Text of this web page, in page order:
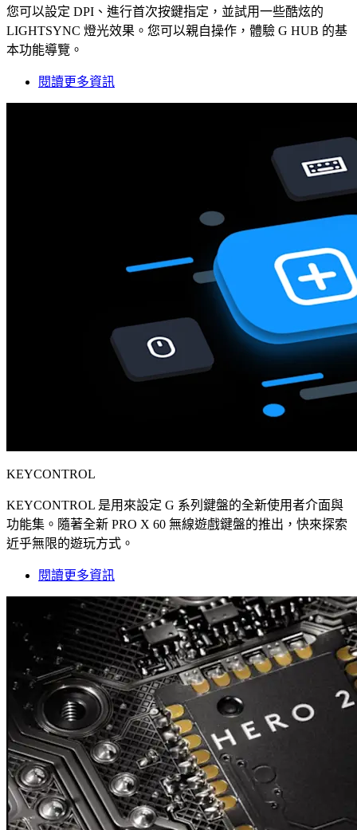
您可以設定 DPI、進行首次按鍵指定，並試用一些酷炫的
LIGHTSYNC 燈光效果。您可以親自操作，體驗 G HUB 的基
本功能導覽。
閱讀更多資訊
KEYCONTROL
KEYCONTROL 是用來設定 G 系列鍵盤的全新使用者介面與
功能集。隨著全新 PRO X 60 無線遊戲鍵盤的推出，快來探索
近乎無限的遊玩方式。
閱讀更多資訊